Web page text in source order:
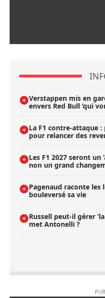
Verstappen mis en
envers Red Bull ’qui
La F1 contre-attaque
pour relancer des
Les F1 2027 seront un
non un grand
Pagenaud raconte
bouleversé sa vie
Russell peut-il gérer
met Antonelli ?